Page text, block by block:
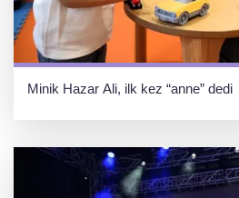
Minik Hazar Ali, ilk kez “anne” dedi